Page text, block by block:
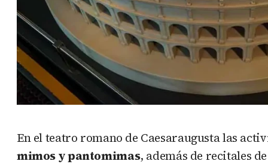
En el teatro romano de Caesaraugusta las
mimos y pantomimas, además de recitales